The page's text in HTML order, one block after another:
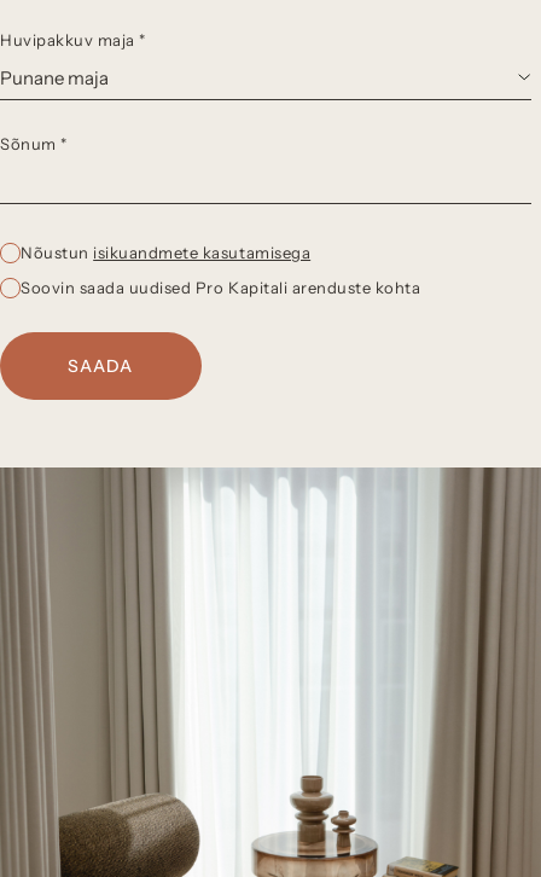
Huvipakkuv maja *
Sõnum *
Nõustun isikuandmete kasutamisega
Soovin saada uudised Pro Kapitali arenduste kohta
SAADA